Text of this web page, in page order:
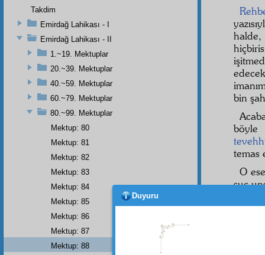
halde,
bin
temas
O
suç
Takdim
Emirdağ Lahikası - I
Emirdağ Lahikası - II
1.~19. Mektuplar
20.~39. Mektuplar
40.~59. Mektuplar
60.~79. Mektuplar
80.~99. Mektuplar
Mektup: 80
Mektup: 81
Mektup: 82
Mektup: 83
Mektup: 84
Mektup: 85
Mektup: 86
Mektup: 87
Mektup: 88
Duyuru